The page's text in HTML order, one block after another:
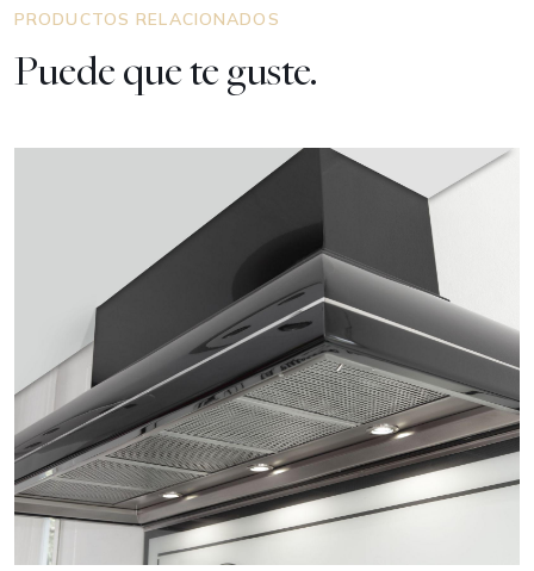
PRODUCTOS RELACIONADOS
Puede que te guste.